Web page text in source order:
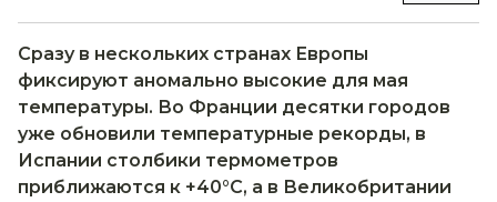
Сразу в нескольких странах Европы
фиксируют аномально высокие для мая
температуры. Во Франции десятки городов
уже обновили температурные рекорды, в
Испании столбики термометров
приближаются к +40°C, а в Великобритании